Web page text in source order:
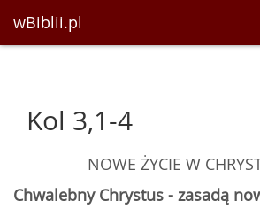
wBiblii.pl
Kol 3,1-4
NOWE ŻYCIE W
Chwalebny Chrystus - zasadą